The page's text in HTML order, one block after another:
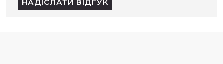
НАДІСЛАТИ ВІДГУК